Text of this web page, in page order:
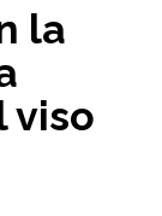
la
viso